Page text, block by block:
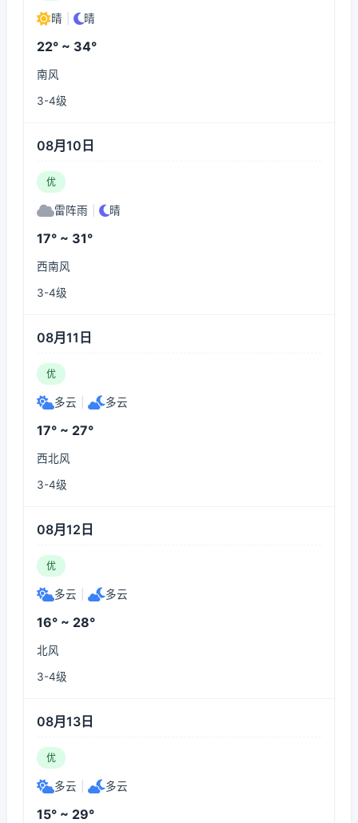
晴 晴
22° ~ 34°
南风
3-4级
08月10日
优
雷阵雨 晴
17° ~ 31°
西南风
3-4级
08月11日
优
多云 多云
17° ~ 27°
西北风
3-4级
08月12日
优
多云 多云
16° ~ 28°
北风
3-4级
08月13日
优
多云 多云
15° ~ 29°